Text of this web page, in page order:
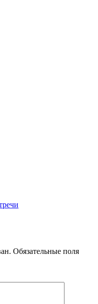
Обязательные поля